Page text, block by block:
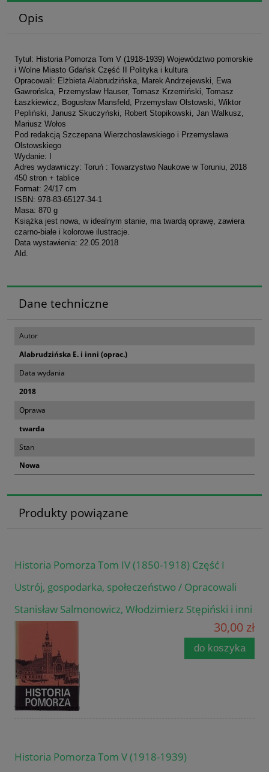
Opis
Tytuł: Historia Pomorza Tom V (1918-1939) Województwo pomorskie
i Wolne Miasto Gdańsk Część II Polityka i kultura
Opracowali: Elżbieta Alabrudzińska, Marek Andrzejewski, Ewa
Gawrońska, Przemysław Hauser, Tomasz Krzemiński, Tomasz
Łaszkiewicz, Bogusław Mansfeld, Przemysław Olstowski, Wiktor
Pepliński, Janusz Skuczyński, Robert Stopikowski, Jan Walkusz,
Mariusz Wołos
Pod redakcją Szczepana Wierzchosławskiego i Przemysława
Olstowskiego
Wydanie: I
Adres wydawniczy: Toruń : Towarzystwo Naukowe w Toruniu, 2018
450 stron + tablice
Format: 24/17 cm
ISBN: 978-83-65127-34-1
Masa: 870 g
Książka jest nowa, w idealnym stanie, ma twardą oprawę, zawiera
czarno-białe i kolorowe ilustracje.
Data wystawienia: 22.05.2018
Ald.
Dane techniczne
Autor
Alabrudzińska E. i inni (oprac.)
Data wydania
2018
Oprawa
twarda
Stan
Nowa
Produkty powiązane
Historia Pomorza Tom IV (1850-1918) Część I
Ustrój, gospodarka, społeczeństwo / Opracowali
Stanisław Salmonowicz, Włodzimierz Stępiński i inni
30,00 zł
do koszyka
Historia Pomorza Tom V (1918-1939)